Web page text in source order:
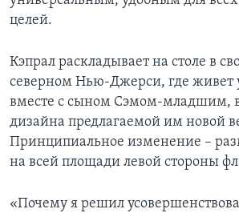
целей.
Кэпрал раскладывает на столе в
северном Нью-Джерси, где живет
вместе с сыном Сэмом-младшим,
дизайна предлагаемой им новой
Принципиальное изменение –
на всей площади левой стороны
«Почему я решил